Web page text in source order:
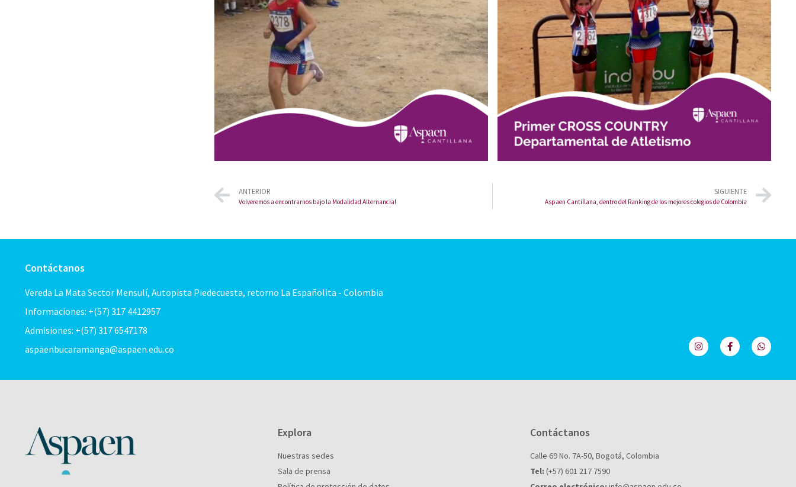
ANTERIOR
Volveremos a encontrarnos bajo la Modalidad Alternancia!
SIGUIENTE
Aspaen Cantillana, dentro del Ranking de los mejores colegios de Colombia
Contáctanos
Vereda La Mata Sector Mensulí, Autopista Piedecuesta, retorno La Españolita - Colombia
Informaciones: +(57) 317 4412957
Admisiones: +(57) 317 6547178
aspaenbucaramanga@aspaen.edu.co
Explora
Nuestras sedes
Sala de prensa
Contáctanos
Calle 69 No. 7A-50, Bogotá, Colombia
Tel: (+57) 601 217 7590